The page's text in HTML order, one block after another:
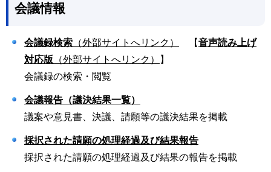
会議情報
会議録検索 （外部サイトへリンク） 【音声読み上げ
対応版 （外部サイトへリンク）
】
会議録の検索・閲覧
会議報告（議決結果一覧）
議案や意見書、決議、請願等の議決結果を掲載
採択された請願の処理経過及び結果報告
採択された請願の処理経過及び結果の報告を掲載